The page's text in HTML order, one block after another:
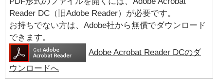
Reader DC（旧Adobe Reader）が必要です。
お持ちでない方は、Adobe社から無償でダウンロード
できます。
Adobe Acrobat Reader DCのダ
ウンロードへ